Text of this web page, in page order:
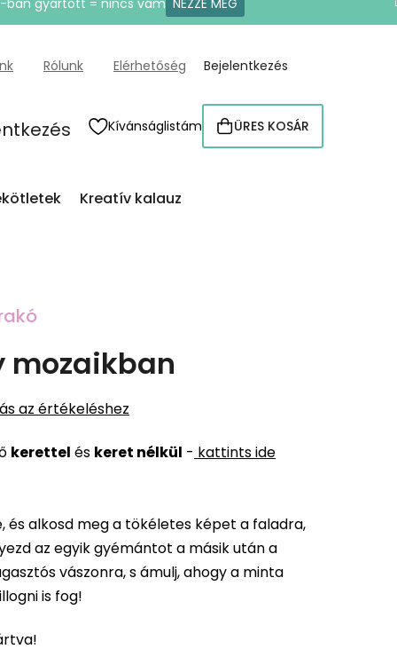
ban gyártott = nincs vám NÉZZE MEG
Rólunk Elérhetőség Bejelentkezés
Kívánságlistám KOSÁR
ÜRES KOSÁR
Kreatív kalauz
mozaikban
az értékeléshez
kerettel és keret nélkül - kattints ide
és alkosd meg a tökéletes képet a faladra,
az egyik gyémántot a másik után a
vászonra, s ámulj, ahogy a minta
is fog!